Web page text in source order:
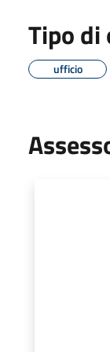
Tipo di
ufficio